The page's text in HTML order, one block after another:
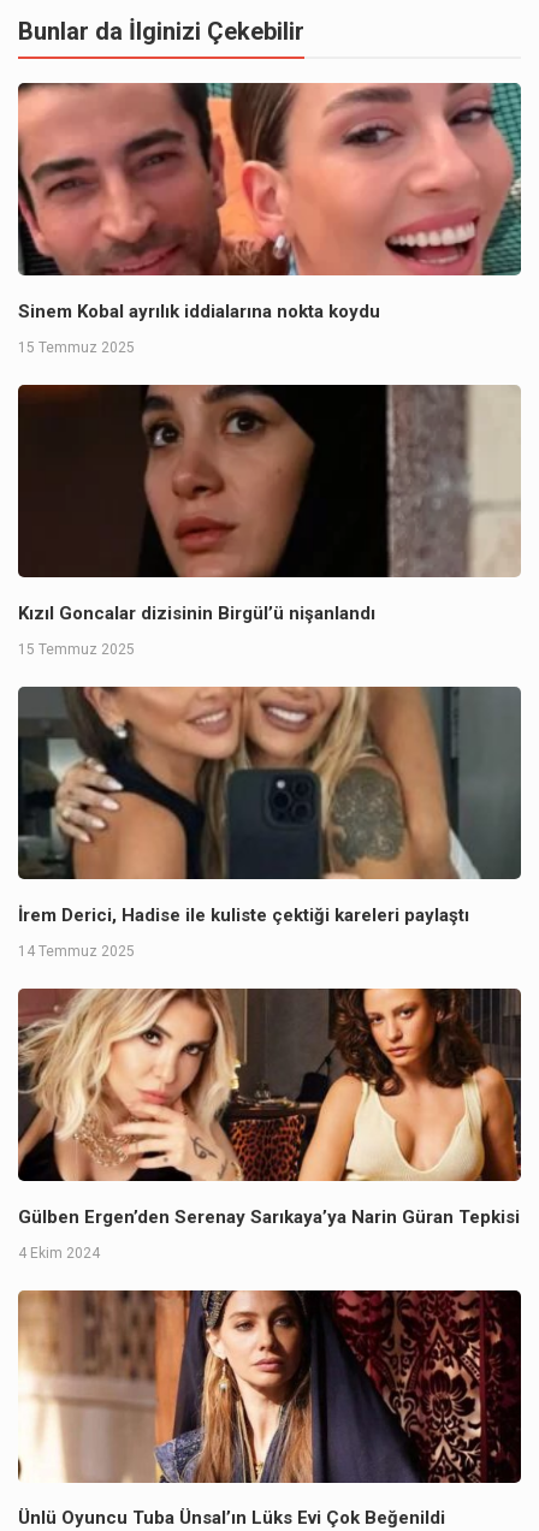
Bunlar da İlginizi Çekebilir
Sinem Kobal ayrılık iddialarına nokta koydu
15 Temmuz 2025
Kızıl Goncalar dizisinin Birgül’ü nişanlandı
15 Temmuz 2025
İrem Derici, Hadise ile kuliste çektiği kareleri paylaştı
14 Temmuz 2025
Gülben Ergen’den Serenay Sarıkaya’ya Narin Güran Tepkisi
4 Ekim 2024
Ünlü Oyuncu Tuba Ünsal’ın Lüks Evi Çok Beğenildi